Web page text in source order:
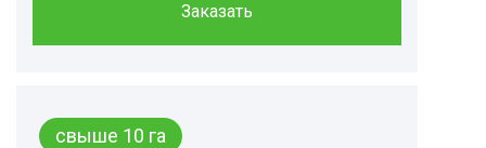
Заказать
свыше 10 га